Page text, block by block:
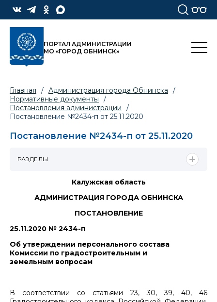
ПОРТАЛ АДМИНИСТРАЦИИ
МО «ГОРОД ОБНИНСК»
Главная / Администрация города Обнинска
/
Нормативные документы
/
Постановления администрации
/
Постановление №2434-п от 25.11.2020
Постановление №2434-п от 25.11.2020
Калужская область
АДМИНИСТРАЦИЯ ГОРОДА ОБНИНСКА
ПОСТАНОВЛЕНИЕ
25.11.2020 № 2434-п
Об утверждении персонального состава
Комиссии по градостроительным и
земельным вопросам
В соответствии со статьями 23, 30, 39, 40, 46
РАЗДЕЛЫ